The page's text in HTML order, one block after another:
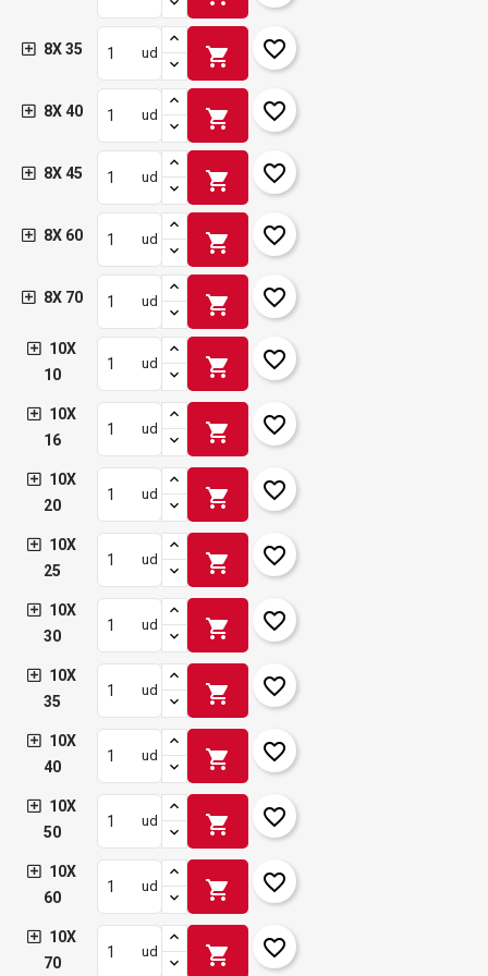
8X 35 ud shopping_cart favorite_border
8X 40 ud shopping_cart favorite_border
8X 45 ud shopping_cart favorite_border
8X 60 ud shopping_cart favorite_border
8X 70 ud shopping_cart favorite_border
10X
10
ud shopping_cart favorite_border
10X
16
ud shopping_cart favorite_border
10X
20
ud shopping_cart favorite_border
10X
25
ud shopping_cart favorite_border
10X
30
ud shopping_cart favorite_border
10X
35
ud shopping_cart favorite_border
10X
40
ud shopping_cart favorite_border
10X
50
ud shopping_cart favorite_border
10X
60
ud shopping_cart favorite_border
10X
70
ud shopping_cart favorite_border